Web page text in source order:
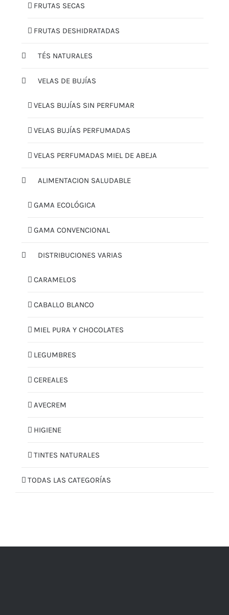
FRUTAS SECAS
FRUTAS DESHIDRATADAS
TÉS NATURALES
VELAS DE BUJÍAS
VELAS BUJÍAS SIN PERFUMAR
VELAS BUJÍAS PERFUMADAS
VELAS PERFUMADAS MIEL DE ABEJA
ALIMENTACION SALUDABLE
GAMA ECOLÓGICA
GAMA CONVENCIONAL
DISTRIBUCIONES VARIAS
CARAMELOS
CABALLO BLANCO
MIEL PURA Y CHOCOLATES
LEGUMBRES
CEREALES
AVECREM
HIGIENE
TINTES NATURALES
TODAS LAS CATEGORÍAS